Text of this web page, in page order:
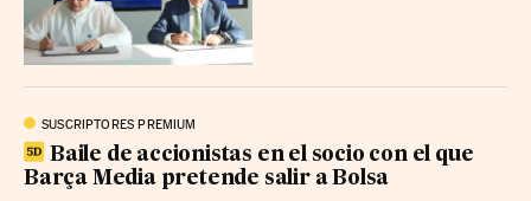
SUSCRIPTORES PREMIUM
Baile de accionistas en el socio con el que
Barça Media pretende salir a Bolsa